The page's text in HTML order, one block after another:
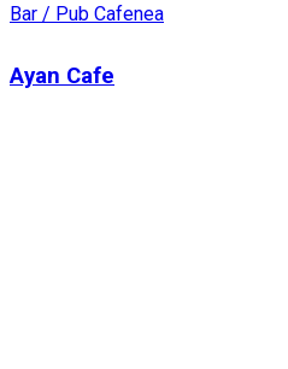
Bar / Pub Cafenea
Ayan Cafe